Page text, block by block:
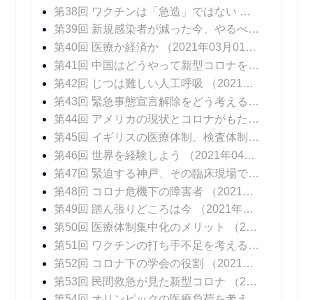
第38回 ワクチンは「急造」ではない
（2021年02
第39回 新規感染者が減った今、やるべきこと
第40回 医療か経済か
（2021年03月01日 掲載）
第41回 中国はどうやって新型コロナを抑え込んだのか
第42回 じつは難しい人工呼吸
（2021年03月15日 掲載）
第43回 緊急事態宣言解除をどう考えるか
第44回 アメリカの現状とコロナがもたらしたイノベーション
第45回 イギリスの医療体制、検査体制
（2021年
第46回 世界を経験しよう
（2021年04月12日 掲載）
第47回 緊迫する神戸、その臨床現場では
第48回 コロナ危機下の障害者
（2021年04月26日 掲載）
第49回 踏ん張りどころは今
（2021年05月03日 掲載）
第50回 医療体制集中化のメリット
（2021年05月10日 掲載）
第51回 ワクチンの打ち手不足を考える
（2021年
第52回 コロナ下の学会の役割
（2021年05月24日 掲載）
第53回 民間救急が見た新型コロナ
（2021年05月31日 掲載）